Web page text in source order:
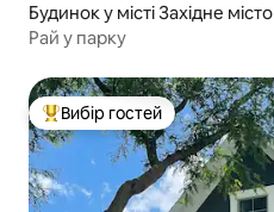
Будинок у місті Західне місто
Рай у парку
Топ вибір гостей
Вибір гостей